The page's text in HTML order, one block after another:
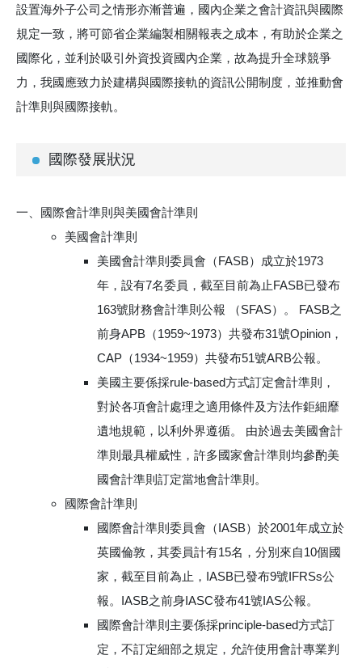
設置海外子公司之情形亦漸普遍，國內企業之會計資訊與國際
規定一致，將可節省企業編製相關報表之成本，有助於企業之
國際化，並利於吸引外資投資國內企業，故為提升全球競爭
力，我國應致力於建構與國際接軌的資訊公開制度，並推動會
計準則與國際接軌。
國際發展狀況
國際會計準則與美國會計準則
美國會計準則
美國會計準則委員會（FASB）成立於1973
年，設有7名委員，截至目前為止FASB已發布
163號財務會計準則公報 （SFAS）。 FASB之
前身APB（1959~1973）共發布31號Opinion，
CAP（1934~1959）共發布51號ARB公報。
美國主要係採rule-based方式訂定會計準則，
對於各項會計處理之適用條件及方法作鉅細靡
遺地規範，以利外界遵循。 由於過去美國會計
準則最具權威性，許多國家會計準則均參酌美
國會計準則訂定當地會計準則。
國際會計準則
國際會計準則委員會（IASB）於2001年成立於
英國倫敦，其委員計有15名，分別來自10個國
家，截至目前為止，IASB已發布9號IFRSs公
報。IASB之前身IASC發布41號IAS公報。
國際會計準則主要係採principle-based方式訂
定，不訂定細部之規定，允許使用會計專業判